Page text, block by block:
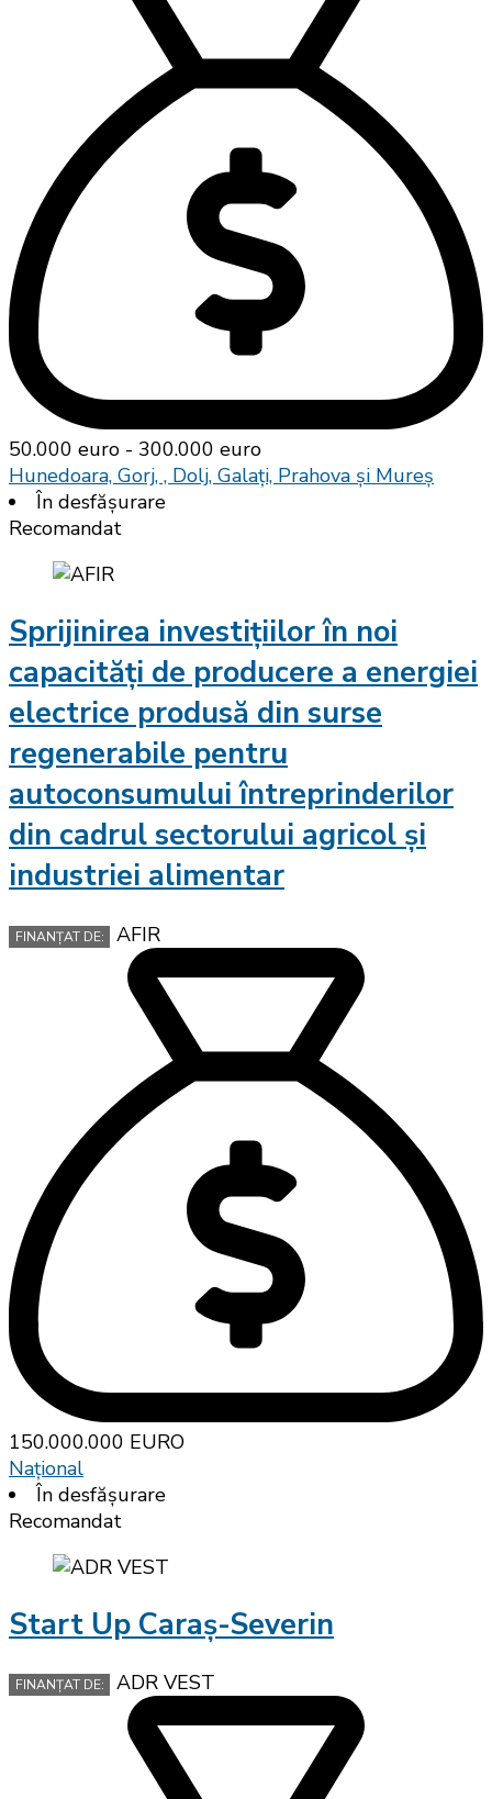
50.000 euro - 300.000 euro
Hunedoara, Gorj, , Dolj, Galați, Prahova și Mureș
În desfășurare
Recomandat
Sprijinirea investițiilor în noi
capacități de producere a energiei
electrice produsă din surse
regenerabile pentru
autoconsumului întreprinderilor
din cadrul sectorului agricol și
industriei alimentar
FINANȚAT DE: AFIR
150.000.000 EURO
Național
În desfășurare
Recomandat
Start Up Caraș-Severin
FINANȚAT DE: ADR VEST